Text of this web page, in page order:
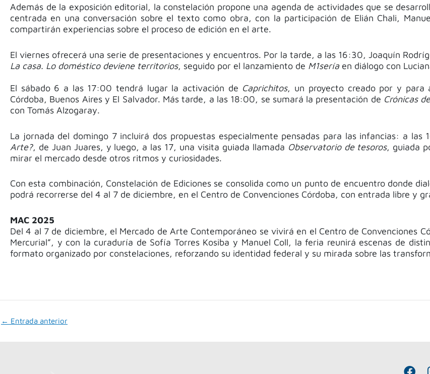
Además de la exposición editorial, la constelación propone una agenda de actividades que se
centrada en una conversación sobre el texto como obra, con la participación de Elián Chali,
compartirán experiencias sobre el proceso de edición en el arte.
El viernes ofrecerá una serie de presentaciones y encuentros. Por la tarde, a las 16:30, Joaquín
La casa. Lo doméstico deviene territorios, seguido por el lanzamiento de M1seríaen diálogo con
El sábado 6 a las 17:00 tendrá lugar la activación de Caprichitos, un proyecto creado por y para
Córdoba, Buenos Aires y El Salvador. Más tarde, a las 18:00, se sumará la presentación de Crónicas
con Tomás Alzogaray.
La jornada del domingo 7 incluirá dos propuestas especialmente pensadas para las infancias: a
Arte?, de Juan Juares, y luego, a las 17, una visita guiada llamada Observatorio de tesoros, guiada
mirar el mercado desde otros ritmos y curiosidades.
Con esta combinación, Constelación de Ediciones se consolida como un punto de encuentro donde
podrá recorrerse del 4 al 7 de diciembre, en el Centro de Convenciones Córdoba, con entrada libre y
MAC 2025
Del 4 al 7 de diciembre, el Mercado de Arte Contemporáneo se vivirá en el Centro de Convenciones
Mercurial”, y con la curaduría de Sofía Torres Kosiba y Manuel Coll, la feria reunirá escenas de
formato organizado por constelaciones, reforzando su identidad federal y su mirada sobre las
← Entrada anterior
F